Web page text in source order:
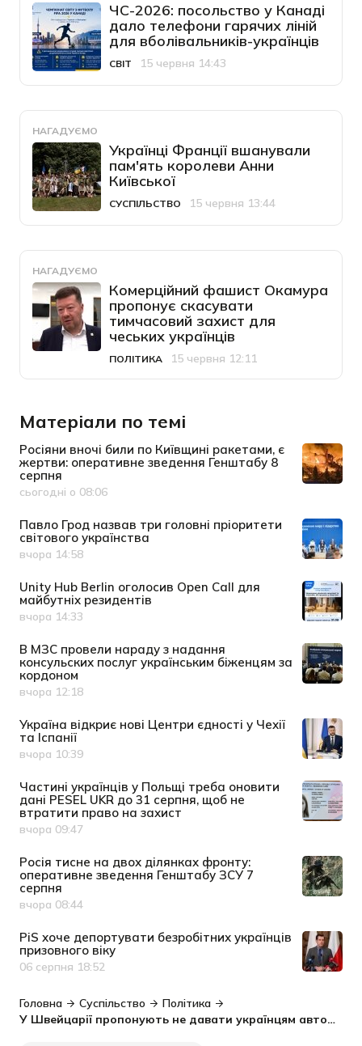
ЧС-2026: посольство у Канаді
дало телефони гарячих ліній
для вболівальників-українців
Категорія
СВІТ
Дата публікації
15 червня 14:43
НАГАДУЄМО
Українці Франції вшанували
пам'ять королеви Анни
Київської
Категорія
СУСПІЛЬСТВО
Дата публікації15 червня 13:44
НАГАДУЄМО
Комерційний фашист Окамура
пропонує скасувати
тимчасовий захист для
чеських українців
Категорія
ПОЛІТИКА
Дата публікації
15 червня 12:11
Матеріали по темі
Росіяни вночі били по Київщині ракетами, є
жертви: оперативне зведення Генштабу 8
серпня
Дата публікації
сьогодні о 08:06
Павло Грод назвав три головні пріоритети
світового українства
Дата публікації
вчора 14:58
Unity Hub Berlin оголосив Open Call для
майбутніх резидентів
Дата публікації
вчора 14:33
В МЗС провели нараду з надання
консульских послуг українським біженцям за
кордоном
Дата публікації
вчора 12:18
Україна відкриє нові Центри єдності у Чехії
та Іспанії
Дата публікації
вчора 10:39
Частині українців у Польщі треба оновити
дані PESEL UKR до 31 серпня, щоб не
втратити право на захист
Дата публікації
вчора 09:47
Росія тисне на двох ділянках фронту:
оперативне зведення Генштабу ЗСУ 7
серпня
Дата публікації
вчора 08:44
PiS хоче депортувати безробітних українців
призовного віку
Дата публікації
06 серпня 18:52
Головна Суспільство
Політика
У Швейцарії пропонують не давати українцям автоматичного дозволу на проживання